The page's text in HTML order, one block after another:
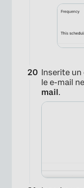
Inserite
le e-mail
mail.